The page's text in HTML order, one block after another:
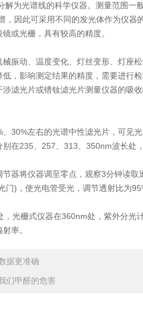
光谱线的科学仪器。测量范围一
，因此可采用不同的发光体作为仪
或光栅，具有较高的精度。
动、温度变化、灯丝变形、灯座松
，影响测定结果的精度，需要进行检
涉滤光片或镨钕滤光片测量仪器的吸
左右的光谱中性滤光片，可见
在235、257、313、350nm波长处
将仪器调至零点，观察3分钟读取
门)，使光电管受光，调节透射比为
栅式仪器在360nm处，紫外分光
率。
据更准确
们甲醛的危害